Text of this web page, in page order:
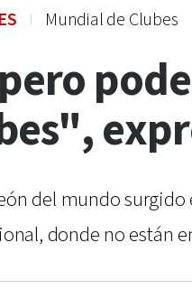
Mundial de Clubes
del mundo
donde no están